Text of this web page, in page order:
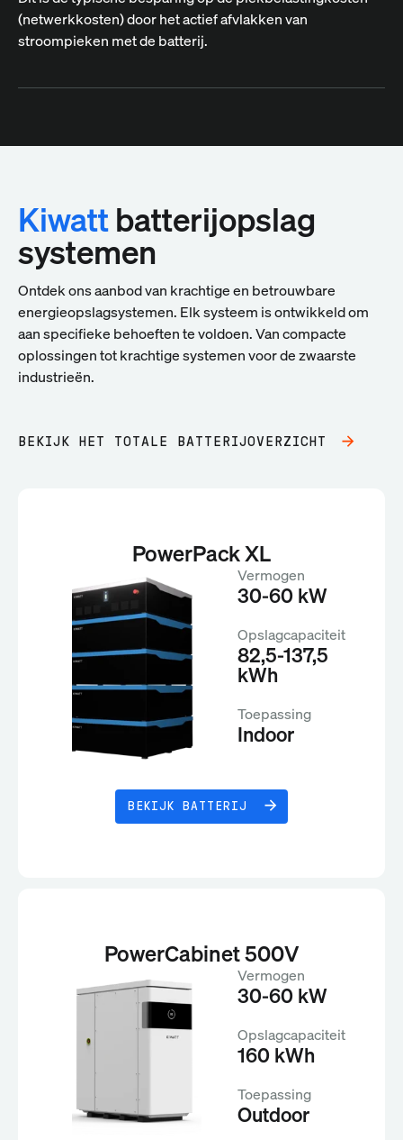
(netwerkkosten) door het actief afvlakken van
stroompieken met de batterij.
Kiwattbatterijopslag
systemen
Ontdek ons aanbod van krachtige en betrouwbare
energieopslagsystemen. Elk systeem is ontwikkeld om
aan specifieke behoeften te voldoen. Van compacte
oplossingen tot krachtige systemen voor de zwaarste
industrieën.
BEKIJK HET TOTALE BATTERIJOVERZICHT
PowerPack XL
Vermogen
30-60 kW
Opslagcapaciteit
82,5-137,5
kWh
Toepassing
Indoor
BEKIJK BATTERIJ
PowerCabinet 500V
Vermogen
30-60 kW
Opslagcapaciteit
160 kWh
Toepassing
Outdoor